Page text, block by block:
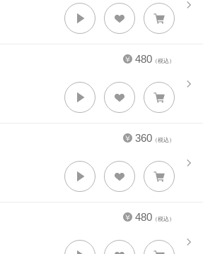
480 （税込）
360 （税込）
480 （税込）